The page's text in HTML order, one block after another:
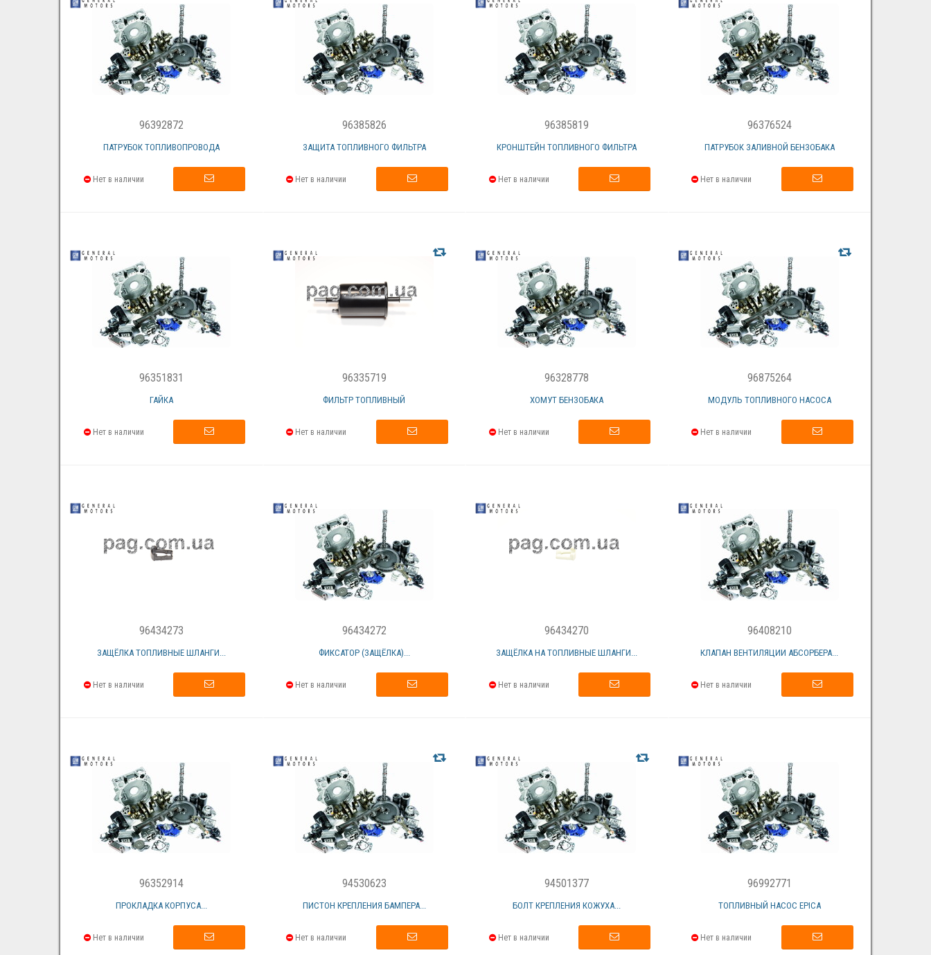
96392872
ПАТРУБОК ТОПЛИВОПРОВОДА
Нет в наличии
96385826
ЗАЩИТА ТОПЛИВНОГО ФИЛЬТРА
Нет в наличии
96385819
КРОНШТЕЙН ТОПЛИВНОГО ФИЛЬТРА
Нет в наличии
96376524
ПАТРУБОК ЗАЛИВНОЙ БЕНЗОБАКА
Нет в наличии
96351831
ГАЙКА
Нет в наличии
96335719
ФИЛЬТР ТОПЛИВНЫЙ
Нет в наличии
96328778
ХОМУТ БЕНЗОБАКА
Нет в наличии
96875264
МОДУЛЬ ТОПЛИВНОГО НАСОСА
Нет в наличии
96434273
ЗАЩЁЛКА ТОПЛИВНЫЕ ШЛАНГИ...
Нет в наличии
96434272
ФИКСАТОР (ЗАЩЁЛКА)...
Нет в наличии
96434270
ЗАЩЁЛКА НА ТОПЛИВНЫЕ ШЛАНГИ...
Нет в наличии
96408210
КЛАПАН ВЕНТИЛЯЦИИ АБСОРБЕРА...
Нет в наличии
96352914
ПРОКЛАДКА КОРПУСА...
Нет в наличии
94530623
ПИСТОН КРЕПЛЕНИЯ БАМПЕРА...
Нет в наличии
94501377
БОЛТ КРЕПЛЕНИЯ КОЖУХА...
Нет в наличии
96992771
ТОПЛИВНЫЙ НАСОС EPICA
Нет в наличии